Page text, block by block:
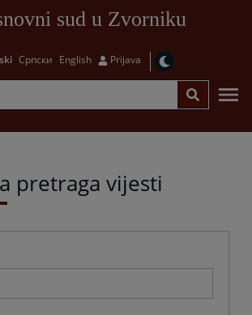
sud u Zvorniku
Српски English Prijava
pretraga vijesti